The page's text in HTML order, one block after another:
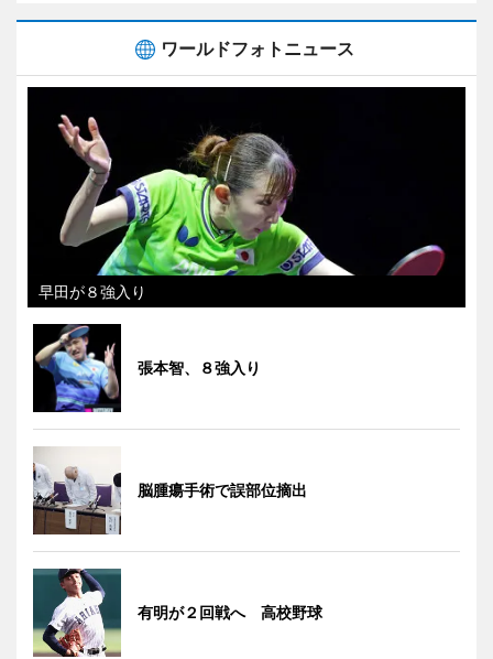
ワールドフォトニュース
早田が８強入り
張本智、８強入り
脳腫瘍手術で誤部位摘出
有明が２回戦へ 高校野球